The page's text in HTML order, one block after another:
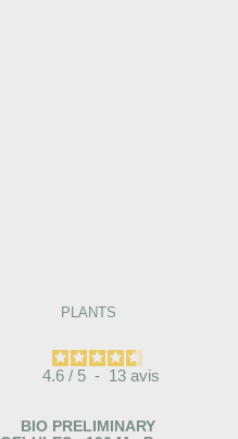
PLANTS
4.6 / 5 - 13 avis
BIO PRELIMINARY